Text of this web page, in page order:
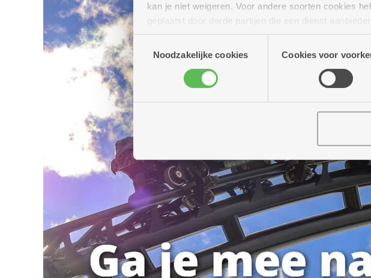
kan je niet weigeren. Voor andere soorten cookies
geplaatst door derde partijen die een dienst
(geanonimiseerd) gebruik van onze site voor social
combineren met andere informatie die je aan hen
Toestemmingsselectie
Noodzakelijke cookies
Cookies voor